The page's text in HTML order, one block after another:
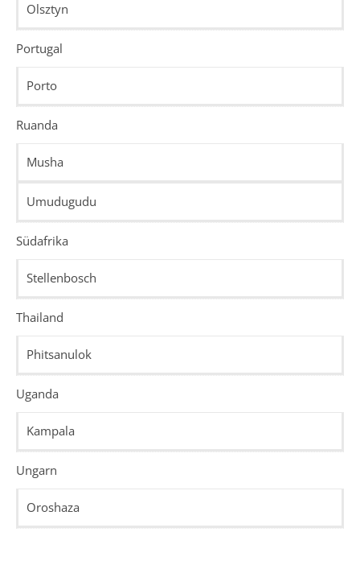
Olsztyn
Portugal
Porto
Ruanda
Musha
Umudugudu
Südafrika
Stellenbosch
Thailand
Phitsanulok
Uganda
Kampala
Ungarn
Oroshaza